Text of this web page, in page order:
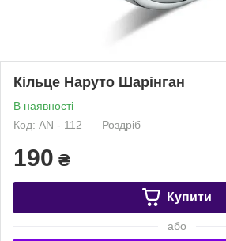
Кільце Наруто Шарінган
В наявності
Код: AN - 112
Роздріб
190 ₴
Купити
або